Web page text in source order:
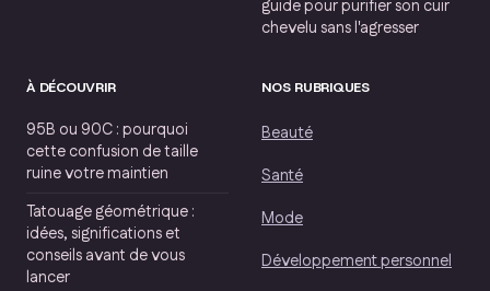
guide pour purifier son cuir
chevelu sans l'agresser
À DÉCOUVRIR
95B ou 90C : pourquoi
cette confusion de taille
ruine votre maintien
Tatouage géométrique :
idées, significations et
conseils avant de vous
lancer
NOS RUBRIQUES
Beauté
Santé
Mode
Développement personnel